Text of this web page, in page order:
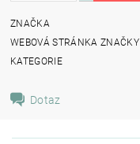
ZNAČKA
WEBOVÁ STRÁNKA ZNAČKY
KATEGORIE
Dotaz